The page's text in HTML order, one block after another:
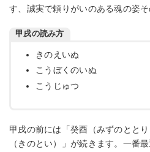
す、誠実で頼りがいのある魂の姿そ
甲戌の読み方
きのえいぬ
こうぼくのいぬ
こうじゅつ
甲戌の前には「癸酉（みずのとと
（きのとい）」が続きます。一番